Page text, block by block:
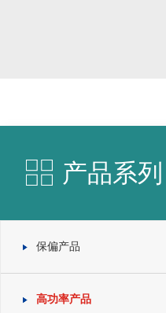
产品系列
保偏产品
高功率产品